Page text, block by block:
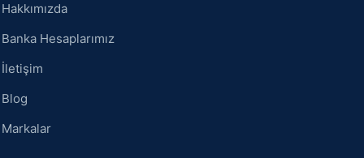
Hakkımızda
Banka Hesaplarımız
İletişim
Blog
Markalar